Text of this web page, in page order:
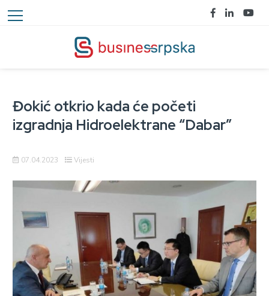
Đokić otkrio kada će početi
izgradnja Hidroelektrane “Dabar”
07.04.2023 Vijesti